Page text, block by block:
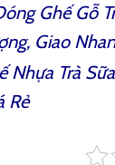
Ghế Gỗ
Giao
Nhựa Trà Sữa
Rẻ